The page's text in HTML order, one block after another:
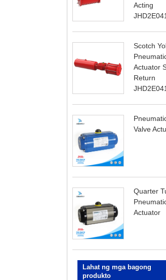
Acting
Scotch
Actuator
Return
Valve
Quarter
Actuator
Lahat ng mga bagong
produkto